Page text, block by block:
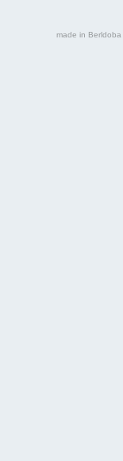
made in Berldoba